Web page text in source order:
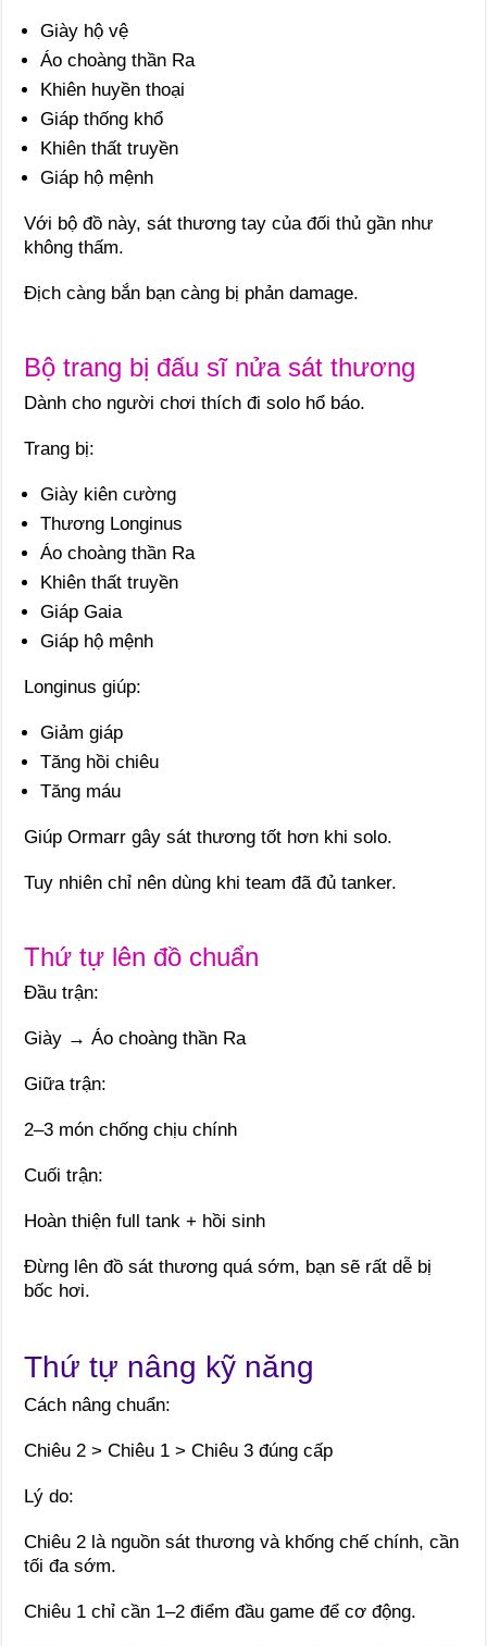
Giày hộ vệ
Áo choàng thần Ra
Khiên huyền thoại
Giáp thống khổ
Khiên thất truyền
Giáp hộ mệnh
Với bộ đồ này, sát thương tay của đối thủ gần như
không thấm.
Địch càng bắn bạn càng bị phản damage.
Bộ trang bị đấu sĩ nửa sát thương
Dành cho người chơi thích đi solo hổ báo.
Trang bị:
Giày kiên cường
Thương Longinus
Áo choàng thần Ra
Khiên thất truyền
Giáp Gaia
Giáp hộ mệnh
Longinus giúp:
Giảm giáp
Tăng hồi chiêu
Tăng máu
Giúp Ormarr gây sát thương tốt hơn khi solo.
Tuy nhiên chỉ nên dùng khi team đã đủ tanker.
Thứ tự lên đồ chuẩn
Đầu trận:
Giày → Áo choàng thần Ra
Giữa trận:
2–3 món chống chịu chính
Cuối trận:
Hoàn thiện full tank + hồi sinh
Đừng lên đồ sát thương quá sớm, bạn sẽ rất dễ bị
bốc hơi.
Thứ tự nâng kỹ năng
Cách nâng chuẩn:
Chiêu 2 > Chiêu 1 > Chiêu 3 đúng cấp
Lý do:
Chiêu 2 là nguồn sát thương và khống chế chính, cần
tối đa sớm.
Chiêu 1 chỉ cần 1–2 điểm đầu game để cơ động.